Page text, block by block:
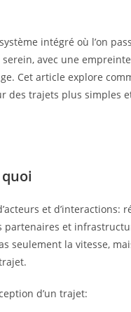
intégré où l’on
serein, avec une
Cet article explore
des trajets plus simples
et
et
seulement la vitesse,
d’un trajet: